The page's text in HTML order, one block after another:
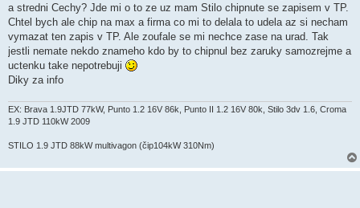
p
ě
e
k
a stredni Cechy? Jde mi o to ze uz mam Stilo chipnute se zapisem v TP.
Chtel bych ale chip na max a firma co mi to delala to udela az si necham
vymazat ten zapis v TP. Ale zoufale se mi nechce zase na urad. Tak
jestli nemate nekdo znameho kdo by to chipnul bez zaruky samozrejme a
uctenku take nepotrebuji
Diky za info
EX: Brava 1.9JTD 77kW, Punto 1.2 16V 86k, Punto II 1.2 16V 80k, Stilo 3dv 1.6, Croma
1.9 JTD 110kW 2009
STILO 1.9 JTD 88kW multivagon (čip104kW 310Nm)